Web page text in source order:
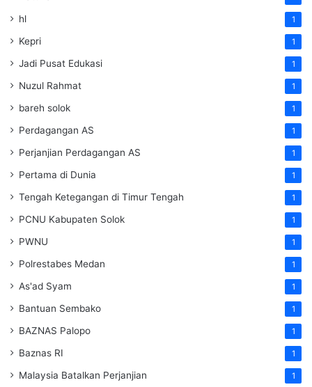
hl 1
Kepri 1
Jadi Pusat Edukasi 1
Nuzul Rahmat 1
bareh solok 1
Perdagangan AS 1
Perjanjian Perdagangan AS 1
Pertama di Dunia 1
Tengah Ketegangan di Timur Tengah 1
PCNU Kabupaten Solok 1
PWNU 1
Polrestabes Medan 1
As'ad Syam 1
Bantuan Sembako 1
BAZNAS Palopo 1
Baznas RI 1
Malaysia Batalkan Perjanjian 1